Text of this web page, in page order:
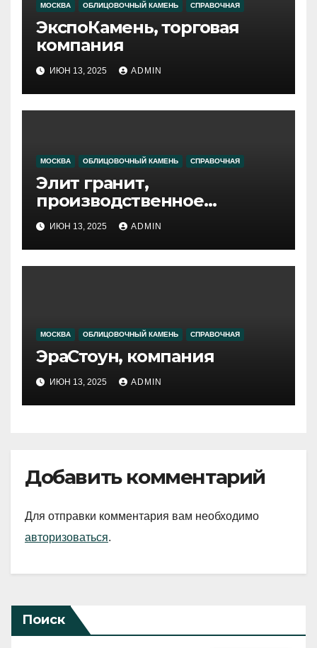
МОСКВА ОБЛИЦОВОЧНЫЙ КАМЕНЬ СПРАВОЧНАЯ
ЭкспоКамень, торговая
компания
ИЮН 13, 2025 ADMIN
МОСКВА ОБЛИЦОВОЧНЫЙ КАМЕНЬ СПРАВОЧНАЯ
Элит гранит,
производственное
объединение
ИЮН 13, 2025 ADMIN
МОСКВА ОБЛИЦОВОЧНЫЙ КАМЕНЬ СПРАВОЧНАЯ
ЭраСтоун, компания
ИЮН 13, 2025 ADMIN
Добавить комментарий
Для отправки комментария вам необходимо
авторизоваться.
Поиск